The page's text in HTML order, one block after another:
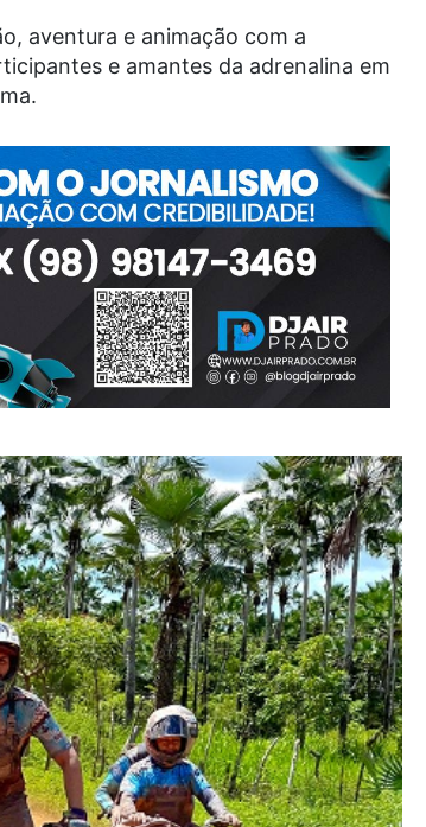
aventura e animação com a
e amantes da adrenalina em